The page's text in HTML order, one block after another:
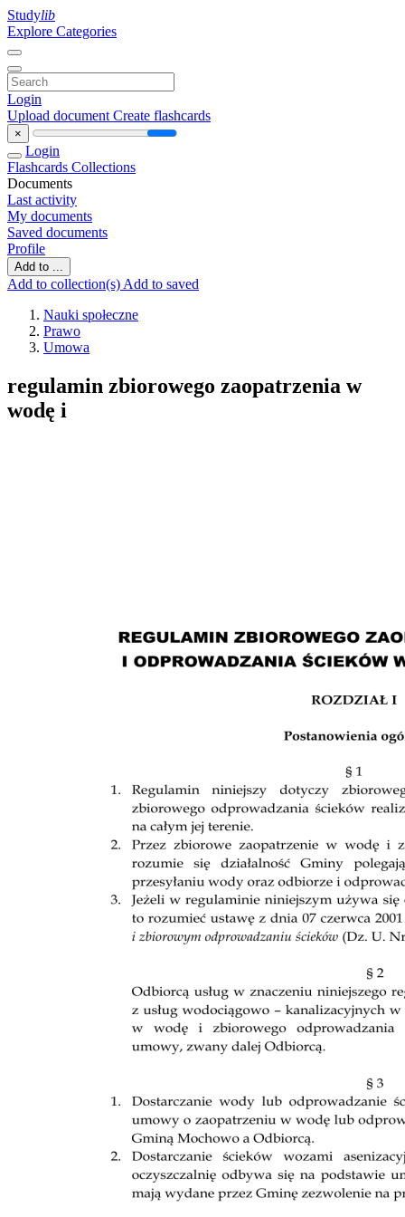
Studylib
Explore Categories
Login
Upload document Create flashcards
×
Login
Flashcards Collections
Documents
Last activity
My documents
Saved documents
Profile
Add to ...
Add to collection(s) Add to saved
Nauki społeczne
Prawo
Umowa
regulamin zbiorowego zaopatrzenia w
wodę i